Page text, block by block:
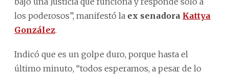
los poderosos”, manifestó la ex senadora Kattya
González.
Indicó que es un golpe duro, porque hasta el
último minuto, “todos esperamos, a pesar de lo